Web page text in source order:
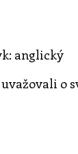
anglický